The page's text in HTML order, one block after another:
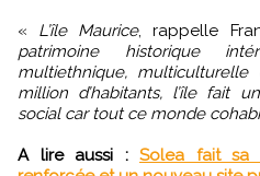
« L’île Maurice, rappelle
patrimoine historique
multiethnique,
million d’habitants, l’île fait
social car tout ce monde
A lire aussi : Solea fait sa